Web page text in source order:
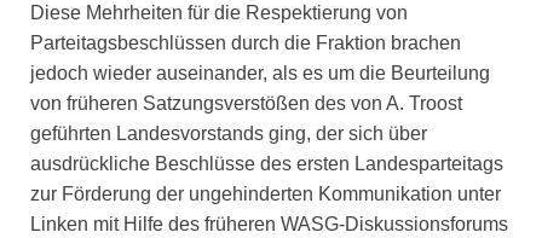
Diese Mehrheiten für die Respektierung von
Parteitagsbeschlüssen durch die Fraktion brachen
jedoch wieder auseinander, als es um die Beurteilung
von früheren Satzungsverstößen des von A. Troost
geführten Landesvorstands ging, der sich über
ausdrückliche Beschlüsse des ersten Landesparteitags
zur Förderung der ungehinderten Kommunikation unter
Linken mit Hilfe des früheren WASG-Diskussionsforums